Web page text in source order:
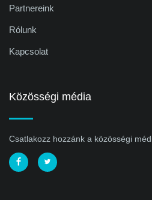
Partnereink
Rólunk
Kapcsolat
Közösségi média
Csatlakozz hozzánk a közösségi